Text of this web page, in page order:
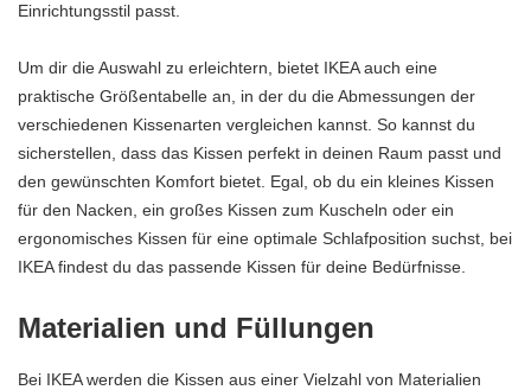
Einrichtungsstil passt.
Um dir die Auswahl zu erleichtern, bietet IKEA auch eine
praktische Größentabelle an, in der du die Abmessungen der
verschiedenen Kissenarten vergleichen kannst. So kannst du
sicherstellen, dass das Kissen perfekt in deinen Raum passt und
den gewünschten Komfort bietet. Egal, ob du ein kleines Kissen
für den Nacken, ein großes Kissen zum Kuscheln oder ein
ergonomisches Kissen für eine optimale Schlafposition suchst, bei
IKEA findest du das passende Kissen für deine Bedürfnisse.
Materialien und Füllungen
Bei IKEA werden die Kissen aus einer Vielzahl von Materialien